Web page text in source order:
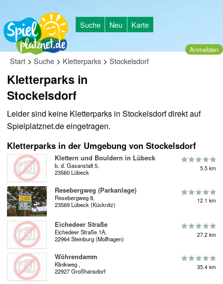
Suche Neu Karte
Anmelden
Start > Suche > Kletterparks > Stockelsdorf
Kletterparks in
Stockelsdorf
Leider sind keine Kletterparks in Stockelsdorf direkt auf
Spielplatznet.de eingetragen.
Kletterparks in der Umgebung von Stockelsdorf
Klettern und Bouldern in Lübeck
b. d. Gasanstalt 5,
23560 Lübeck
5.5 km
Resebergweg (Parkanlage)
Resebergweg 8,
23569 Lübeck (Kücknitz)
12.1 km
Eichedeer Straße
Eichedeer Straße 1A,
22964 Steinburg (Mollhagen)
27.2 km
Wöhrendamm
Klinikweg ,
22927 Großhansdorf
35.4 km